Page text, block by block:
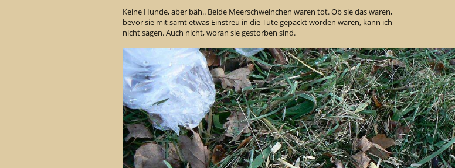
Keine Hunde, aber bäh.. Beide Meerschweinchen waren tot. Ob sie das waren,
bevor sie mit samt etwas Einstreu in die Tüte gepackt worden waren, kann ich
nicht sagen. Auch nicht, woran sie gestorben sind.